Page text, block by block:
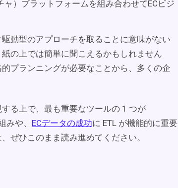
）プラットフォームを組み合わせてECビジ
動型のアプローチを取ることに意味がない
の上では簡単に聞こえるかもしれません
プランニングが必要なことから、多くの企
る上で、最も重要なツールの 1 つが
みや、 ECデータの成功に ETL が機能的に重要
ぜひこのまま読み進めてください。